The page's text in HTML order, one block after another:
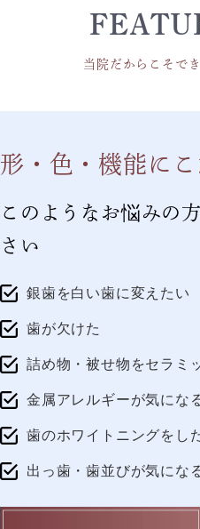
当院だからこそで
形・色・機能に
このようなお悩みの方
さい
銀歯を白い歯に変えたい
歯が欠けた
詰め物・被せ物をセラミ
金属アレルギーが気にな
歯のホワイトニングをし
出っ歯・歯並びが気にな